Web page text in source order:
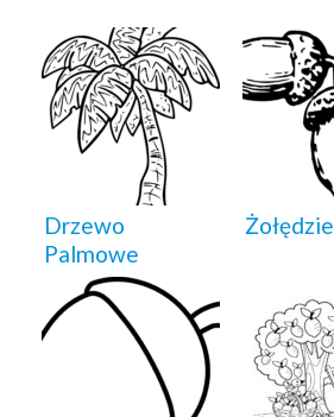
Drzewo
Palmowe
Żołędzie